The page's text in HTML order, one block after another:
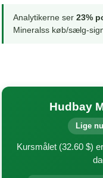
Analytikerne ser 23%
Mineralss køb/sælg-
Hudbay
Lige
Kursmålet (32.60 $)